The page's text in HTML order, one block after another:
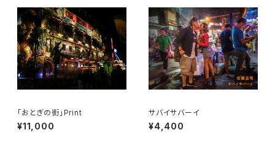
「おとぎの街」Print
¥11,000
サバイサバーイ
¥4,400